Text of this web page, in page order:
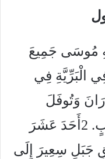
مُوسَى جَمِيعَ
الْبَرِّيَّةِ فِي
وَتُوفَلَ
وَلاَبَانَ وَحَضَيْرُوتَ وَذِي ذَهَبٍ. 2أَحَدَ عَشَرَ
جَبَلِ سِعِيرَ إِلَى